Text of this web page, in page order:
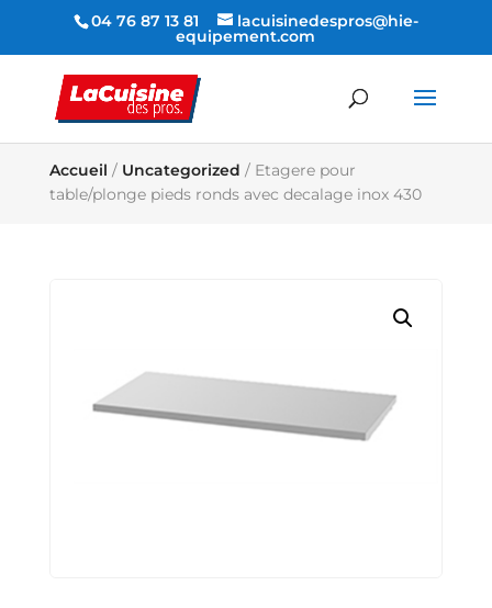
04 76 87 13 81 lacuisinedespros@hie-
equipement.com
Accueil / Uncategorized / Etagere pour
table/plonge pieds ronds avec decalage inox 430